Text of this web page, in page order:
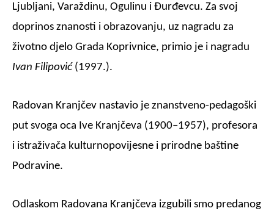
Ljubljani, Varaždinu, Ogulinu i Đurđevcu. Za svoj
doprinos znanosti i obrazovanju, uz nagradu za
životno djelo Grada Koprivnice, primio je i nagradu
Ivan Filipović (1997.).
Radovan Kranjčev nastavio je znanstveno-pedagoški
put svoga oca Ive Kranjčeva (1900–1957), profesora
i istraživača kulturnopovijesne i prirodne baštine
Podravine.
Odlaskom Radovana Kranjčeva izgubili smo predanog